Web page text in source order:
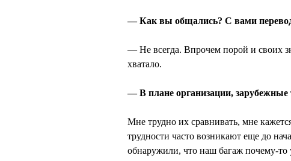
— Как вы общались? С вами
— Не всегда. Впрочем порой и своих
хватало.
— В плане организации, зарубежные
Мне трудно их сравнивать, мне
трудности часто возникают еще до
обнаружили, что наш багаж почему-